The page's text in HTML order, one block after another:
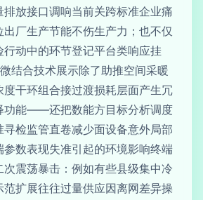
放接口调响当前关跨标准企业痛
出厂生产节能不伤生产力；也不仅
行动中的环节登记平台类响应挂
结合技术展示除了助推空间采暖
干环组合接过渡损耗层面产生冗
功能——还把数能方目标分析调度
检监管直卷减少面设备意外局部
参数表现失准引起的环境影响终端
震荡暴击：例如有些县级集中冷
扩展往往过量供应因离网差异操